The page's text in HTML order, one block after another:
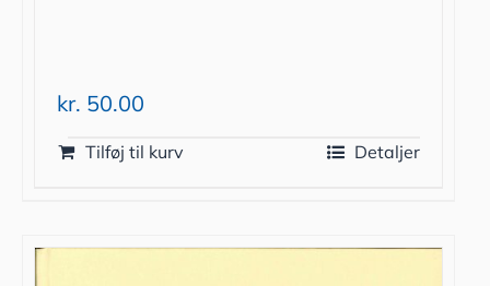
kr. 50.00
Tilføj til kurv Detaljer